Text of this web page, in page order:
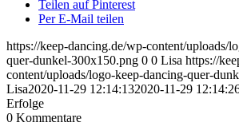
Teilen auf Pinterest
Per E-Mail teilen
https://keep-dancing.de/wp-content/uploads/
quer-dunkel-300x150.png 0 0 Lisa https://
content/uploads/logo-keep-dancing-quer-
Lisa2020-11-29 12:14:132020-11-29
Erfolge
0 Kommentare